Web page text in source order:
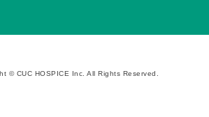
© CUC HOSPICE Inc. All Rights Reserved.